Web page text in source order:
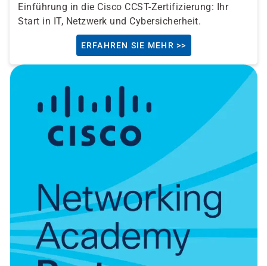
Einführung in die Cisco CCST-Zertifizierung: Ihr
Start in IT, Netzwerk und Cybersicherheit.
ERFAHREN SIE MEHR >>